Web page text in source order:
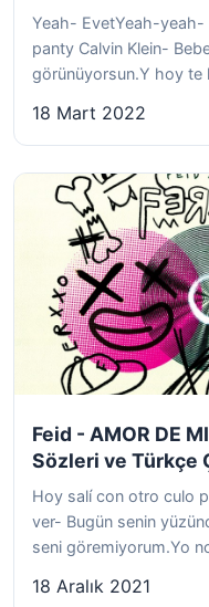
Yeah- EvetYeah-
panty Calvin Klein-
görünüyorsun.Y hoy te
18 Mart 2022
Feid - AMOR DE
Sözleri ve Türkçe
Hoy salí con otro culo
ver- Bugün senin
seni göremiyorum.Yo
18 Aralık 2021